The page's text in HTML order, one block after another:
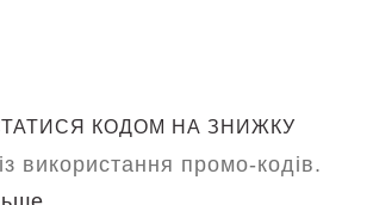
КОДОМ НА ЗНИЖКУ
із використання промо-кодів.